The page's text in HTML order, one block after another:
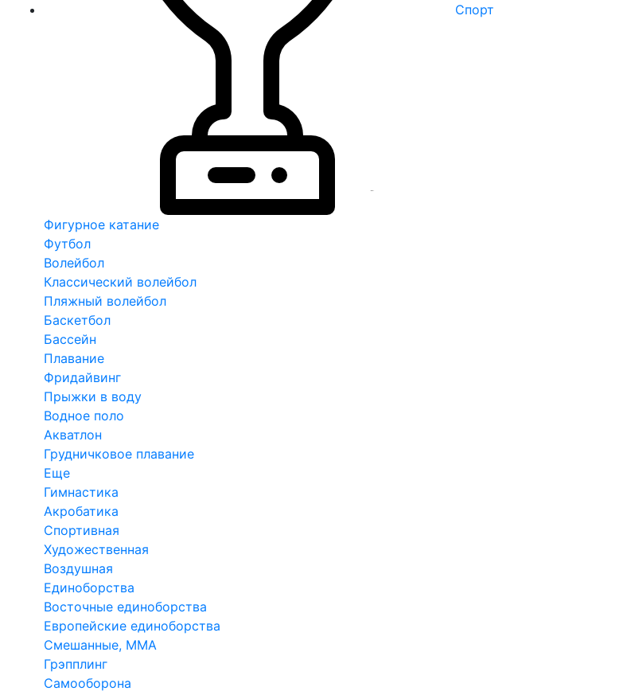
Спорт
Фигурное катание
Футбол
Волейбол
Классический волейбол
Пляжный волейбол
Баскетбол
Бассейн
Плавание
Фридайвинг
Прыжки в воду
Водное поло
Акватлон
Грудничковое плавание
Еще
Гимнастика
Акробатика
Спортивная
Художественная
Воздушная
Единоборства
Восточные единоборства
Европейские единоборства
Смешанные, ММА
Грэпплинг
Самооборона